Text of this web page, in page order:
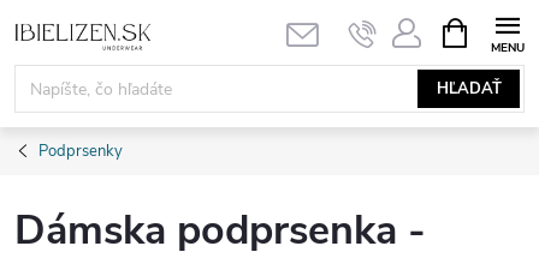
na
obsah
HĽADAŤ
KOŠÍK
Podprsenky
Dámska podprsenka -